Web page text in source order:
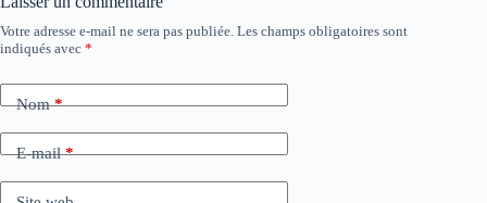
Votre adresse e-mail ne sera pas publiée. Les champs obligatoires sont
indiqués avec *
Nom*
E-mail*
A
l
r
n